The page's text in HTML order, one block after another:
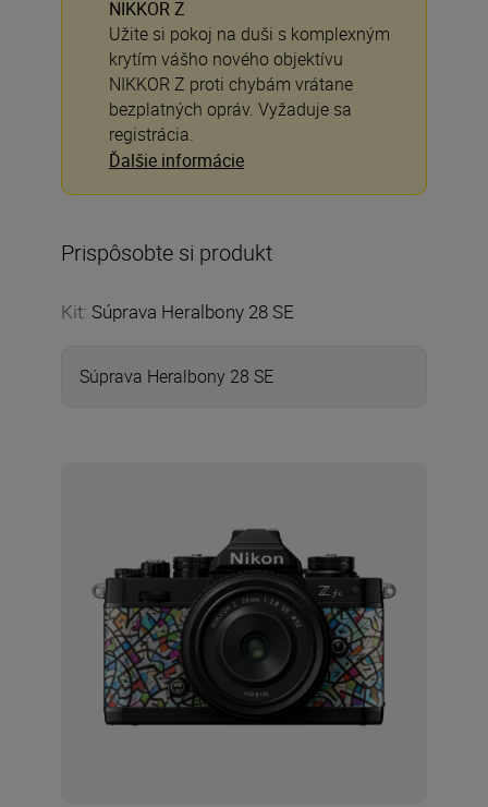
NIKKOR Z
Užite si pokoj na duši s komplexným
krytím vášho nového objektívu
NIKKOR Z proti chybám vrátane
bezplatných opráv. Vyžaduje sa
registrácia.
Ďalšie informácie
Prispôsobte si produkt
Kit: Súprava Heralbony 28 SE
Súprava Heralbony 28 SE